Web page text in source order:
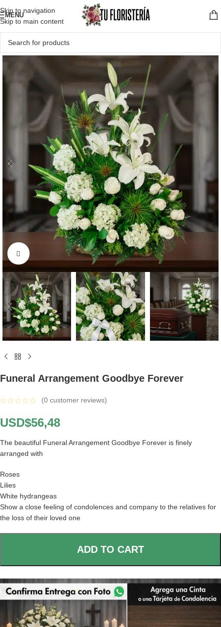
Skip to navigation
Skip to main content
MENU
Click to enlarge
Funeral Arrangement Goodbye Forever
(0 customer reviews)
USD$56,48
The beautiful Funeral Arrangement Goodbye Forever is finely
arranged with
Roses
Lilies
White hydrangeas
Show a close feeling of condolences and company to the relatives for
the loss of their loved one
ADD TO CART